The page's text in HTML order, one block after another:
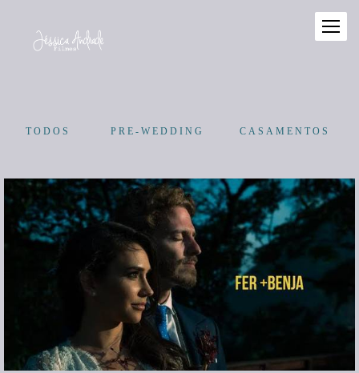
TODOS PRE-WEDDING CASAMENTOS